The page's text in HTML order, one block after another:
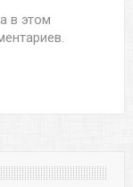
в этом